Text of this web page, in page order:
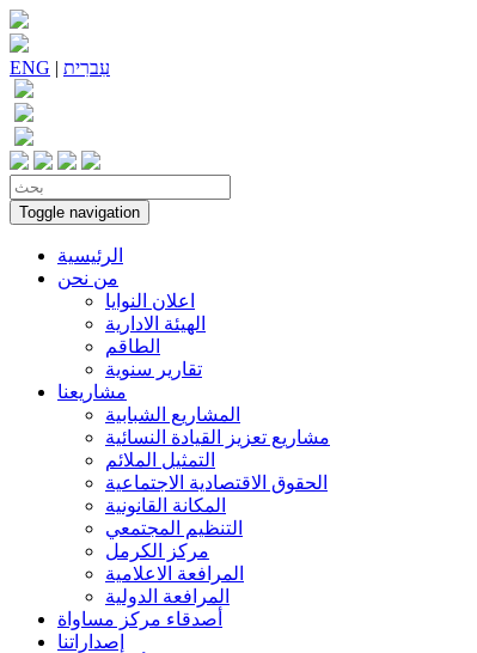
ENG | עִברִית
Toggle navigation
الرئيسية
من نحن
اعلان النوايا
الهيئة الادارية
الطاقم
تقارير سنوية
مشاريعنا
المشاريع الشبابية
مشاريع تعزيز القيادة النسائية
التمثيل الملائم
الحقوق الاقتصادية الاجتماعية
المكانة القانونية
التنظيم المجتمعي
مركز الكرمل
المرافعة الاعلامية
المرافعة الدولية
أصدقاء مركز مساواة
إصداراتنا